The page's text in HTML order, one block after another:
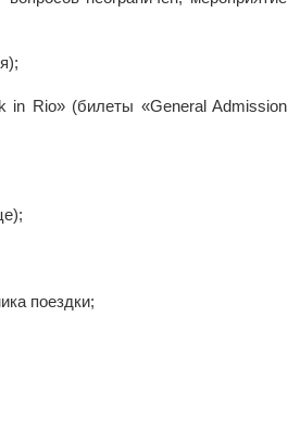
in Rio» (билеты «General Admission
поездки;